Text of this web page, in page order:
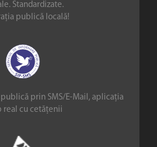
Standardizate.
publică locală!
prin SMS/E-Mail, aplicația
real cu cetățenii